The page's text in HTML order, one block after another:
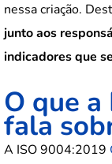
nessa criação.
junto aos
indicadores que
O que
fala
A ISO 9004:2019